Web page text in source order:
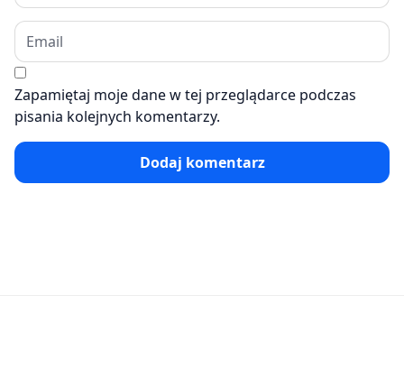
Zapamiętaj moje dane w tej przeglądarce podczas
pisania kolejnych komentarzy.
Dodaj komentarz